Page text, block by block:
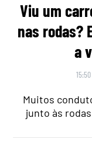
Viu um
nas rodas?
a
Muitos
junto às